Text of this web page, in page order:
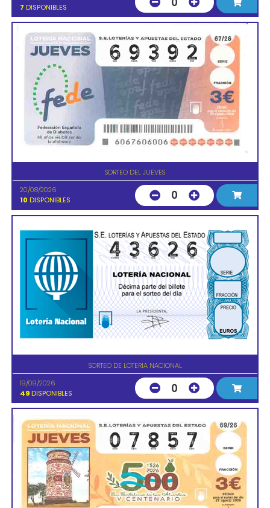
7 DISPONIBLES
SORTEO DEL JUEVES
20/08/2026
10 DISPONIBLES 0
SORTEO DE LOTERIA NACIONAL
19/09/2026
49 DISPONIBLES 0